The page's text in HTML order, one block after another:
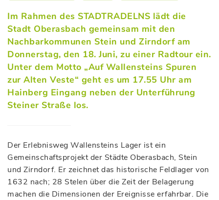
Im Rahmen des STADTRADELNS lädt die
Stadt Oberasbach gemeinsam mit den
Nachbarkommunen Stein und Zirndorf am
Donnerstag, den 18. Juni, zu einer Radtour ein.
Unter dem Motto „Auf Wallensteins Spuren
zur Alten Veste“ geht es um 17.55 Uhr am
Hainberg Eingang neben der Unterführung
Steiner Straße los.
Der Erlebnisweg Wallensteins Lager ist ein
Gemeinschaftsprojekt der Städte Oberasbach, Stein
und Zirndorf. Er zeichnet das historische Feldlager von
1632 nach; 28 Stelen über die Zeit der Belagerung
machen die Dimensionen der Ereignisse erfahrbar. Die